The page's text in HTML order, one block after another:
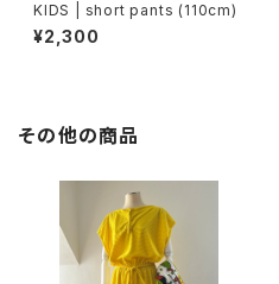
KIDS | short pants (110cm)
¥2,300
その他の商品